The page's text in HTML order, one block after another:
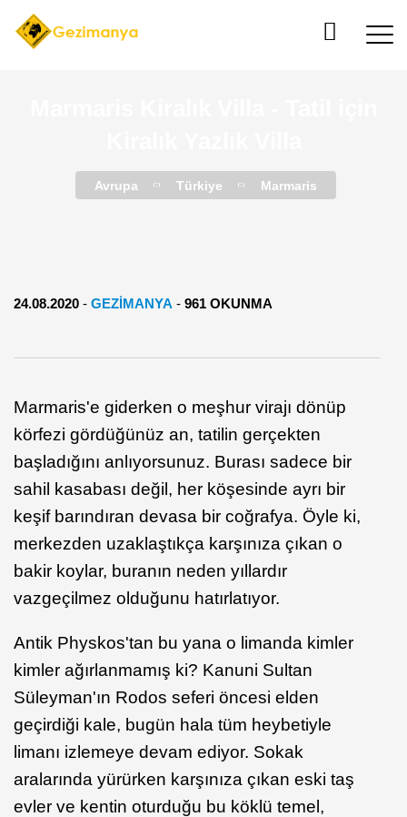
Avrupa Türkiye Marmaris
24.08.2020 - GEZIMANYA - 961 OKUNMA
Marmaris'e giderken o meşhur virajı dönüp
körfezi gördüğünüz an, tatilin gerçekten
başladığını anlıyorsunuz. Burası sadece bir
sahil kasabası değil, her köşesinde ayrı bir
keşif barındıran devasa bir coğrafya. Öyle ki,
merkezden uzaklaştıkça karşınıza çıkan o
bakir koylar, buranın neden yıllardır
vazgeçilmez olduğunu hatırlatıyor.
Antik Physkos'tan bu yana o limanda kimler
kimler ağırlanmamış ki? Kanuni Sultan
Süleyman'ın Rodos seferi öncesi elden
geçirdiği kale, bugün hala tüm heybetiyle
limanı izlemeye devam ediyor. Sokak
aralarında yürürken karşınıza çıkan eski taş
evler ve kentin oturduğu bu köklü temel,